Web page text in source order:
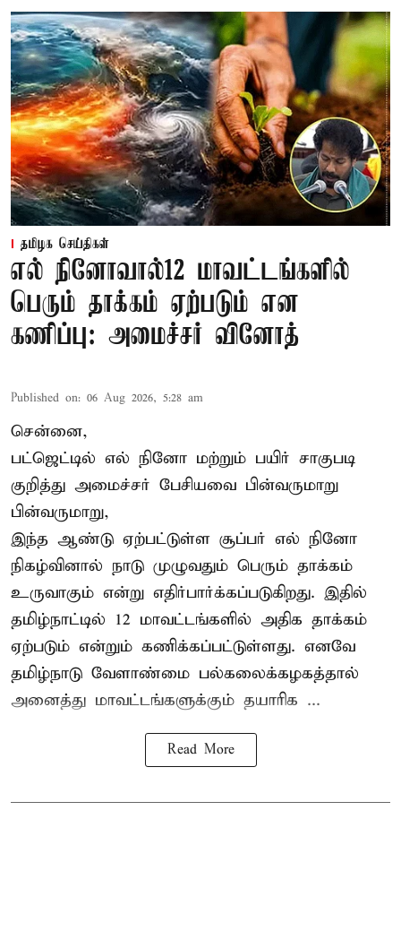
தமிழக செய்திகள்
எல் நினோவால்12 மாவட்டங்களில்
பெரும் தாக்கம் ஏற்படும் என
கணிப்பு: அமைச்சர் வினோத்
Published on: 06 Aug 2026, 5:28 am
சென்னை,
பட்ஜெட்டில் எல் நினோ மற்றும் பயிர் சாகுபடி
குறித்து அமைச்சர் பேசியவை பின்வருமாறு
பின்வருமாறு,
இந்த ஆண்டு ஏற்பட்டுள்ள சூப்பர் எல் நினோ
நிகழ்வினால் நாடு முழுவதும் பெரும் தாக்கம்
உருவாகும் என்று எதிர்பார்க்கப்படுகிறது. இதில்
தமிழ்நாட்டில் 12 மாவட்டங்களில் அதிக தாக்கம்
ஏற்படும் என்றும் கணிக்கப்பட்டுள்ளது. எனவே
தமிழ்நாடு வேளாண்மை பல்கலைக்கழகத்தால்
அனைத்து மாவட்டங்களுக்கும் தயாரிக ...
Read More